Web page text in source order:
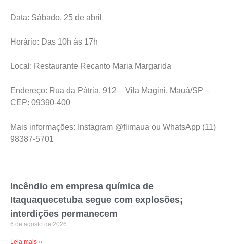
Horário: Das 10h às 17h
Local: Restaurante Recanto Maria Margarida
Endereço: Rua da Pátria, 912 – Vila Magini, Mauá/SP –
Mais informações: Instagram @flimaua ou WhatsApp (11)
interdições permanecem
6 de agosto de 2026
Leia mais »